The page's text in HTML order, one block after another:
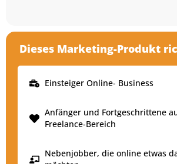
Dieses Marketing-Produkt
Einsteiger Online- Business
Anfänger und Fortgeschrittene
Freelance-Bereich
Nebenjobber, die online etwas